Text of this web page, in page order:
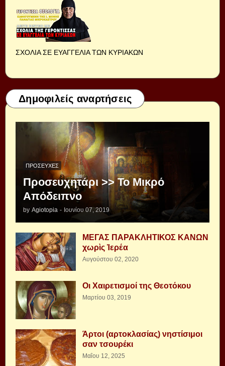
ΣΧΟΛΙΑ ΣΕ ΕΥΑΓΓΕΛΙΑ ΤΩΝ ΚΥΡΙΑΚΩΝ
Δημοφιλείς αναρτήσεις
ΠΡΟΣΕΥΧΈΣ
Προσευχητάρι >> Το Μικρό
Απόδειπνο
by Agiotopia - Ιουνίου 07, 2019
ΜΕΓΑΣ ΠΑΡΑΚΛΗΤΙΚΟΣ ΚΑΝΩΝ
χωρὶς Ἱερέα
Αυγούστου 02, 2020
Οι Χαιρετισμοί της Θεοτόκου
Μαρτίου 03, 2019
Άρτοι (αρτοκλασίας) νηστίσιμοι
σαν τσουρέκι
Μαΐου 12, 2025